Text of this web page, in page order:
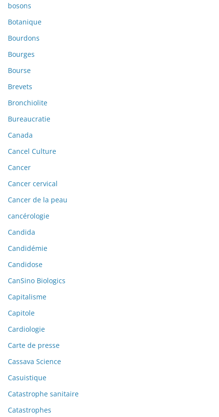
bosons
Botanique
Bourdons
Bourges
Bourse
Brevets
Bronchiolite
Bureaucratie
Canada
Cancel Culture
Cancer
Cancer cervical
Cancer de la peau
cancérologie
Candida
Candidémie
Candidose
CanSino Biologics
Capitalisme
Capitole
Cardiologie
Carte de presse
Cassava Science
Casuistique
Catastrophe sanitaire
Catastrophes